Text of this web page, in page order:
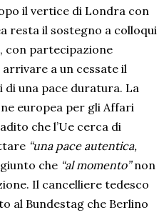
il vertice di Londra con
resta il sostegno a colloqui
con partecipazione
a un cessate il
una pace duratura. La
europea per gli Affari
che l’Ue cerca di
“una pace autentica,
che “al momento”non
Il cancelliere tedesco
al Bundestag che Berlino